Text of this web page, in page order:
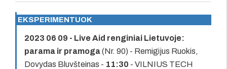
EKSPERIMENTUOK
2023 06 09 - Live Aid renginiai Lietuvoje:
parama ir pramoga(Nr. 90) - Remigijus Ruokis,
Dovydas Bluvšteinas - 11:30 - VILNIUS TECH